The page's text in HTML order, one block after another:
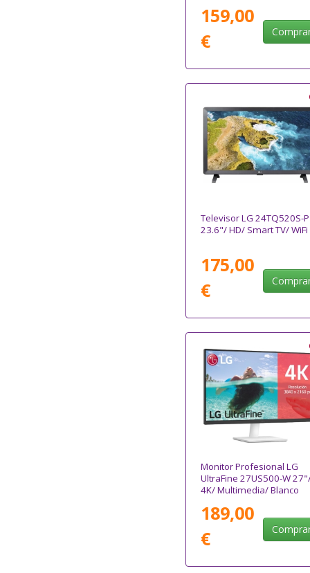
159,00
€
Televisor LG 24TQ520S-
23.6"/ HD/ Smart TV/ WiFi
175,00
€
Monitor Profesional LG
UltraFine 27US500-W
4K/ Multimedia/ Blanco
189,00
€